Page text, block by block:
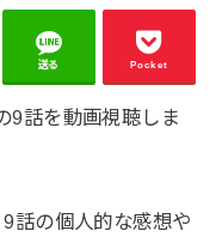
送る Pocket
9話を動画視聴しま
話の個人的な感想や